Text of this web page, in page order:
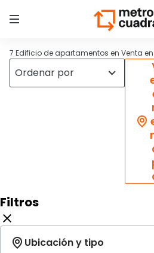
7 Edificio de apartamentos en Venta
Filtros